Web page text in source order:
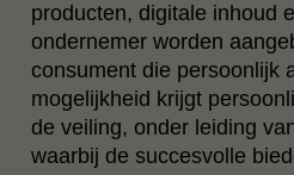
producten, digitale inhoud
ondernemer worden
consument die persoonlijk
mogelijkheid krijgt
de veiling, onder leiding
waarbij de succesvolle